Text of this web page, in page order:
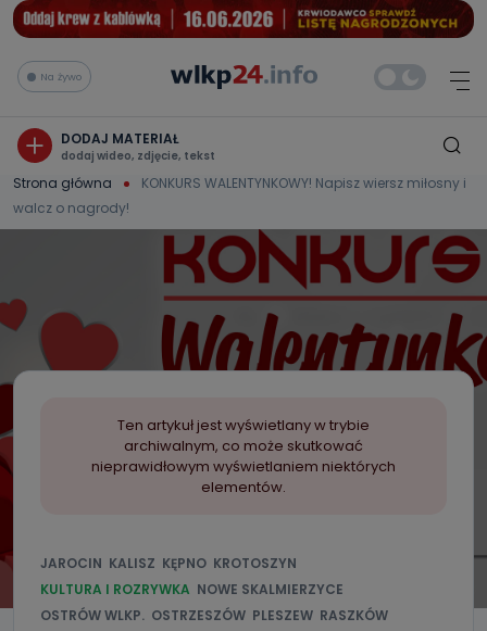
Na żywo
DODAJ MATERIAŁ
dodaj wideo, zdjęcie, tekst
Strona główna
KONKURS WALENTYNKOWY! Napisz wiersz miłosny i
walcz o nagrody!
Ten artykuł jest wyświetlany w trybie
archiwalnym, co może skutkować
nieprawidłowym wyświetlaniem niektórych
elementów.
JAROCIN KALISZ KĘPNO KROTOSZYN
KULTURA I ROZRYWKA NOWE SKALMIERZYCE
OSTRÓW WLKP. OSTRZESZÓW PLESZEW RASZKÓW